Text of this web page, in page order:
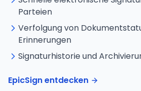
Parteien
Verfolgung von
Erinnerungen
Signaturhistorie und
EpicSign entdecken